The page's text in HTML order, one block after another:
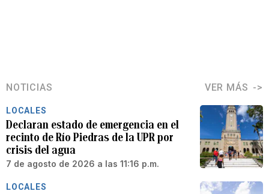
NOTICIAS VER MÁS
LOCALES
Declaran estado de emergencia en el
recinto de Río Piedras de la UPR por
crisis del agua
7 de agosto de 2026 a las 11:16 p.m.
LOCALES